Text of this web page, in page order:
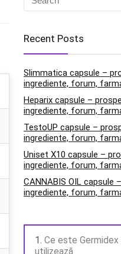
Recent Posts
Slimmatica capsule –
ingrediente, forum,
Heparix capsule –
ingrediente, forum,
TestoUP capsule –
ingrediente, forum,
Uniset X10 capsule –
ingrediente, forum,
CANNABIS OIL capsule
ingrediente, forum,
Ce este
utilizează